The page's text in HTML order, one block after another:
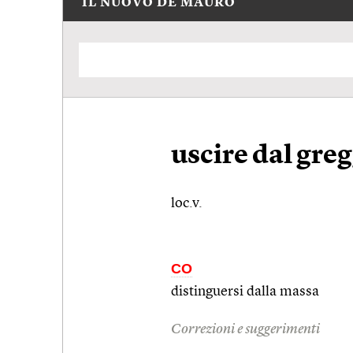
IL NUOVO DE MAURO
uscire dal
loc.v.
CO
distinguersi dalla massa
Correzioni e suggerimenti